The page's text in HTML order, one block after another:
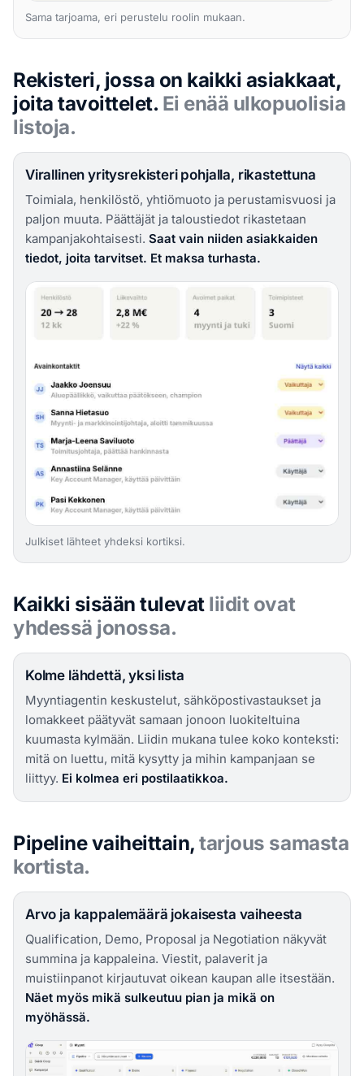
Sama tarjoama, eri perustelu roolin mukaan.
Rekisteri, jossa on kaikki asiakkaat,
joita tavoittelet. Ei enää ulkopuolisia
listoja.
Virallinen yritysrekisteri pohjalla, rikastettuna
Toimiala, henkilöstö, yhtiömuoto ja perustamisvuosi ja
paljon muuta. Päättäjät ja taloustiedot rikastetaan
kampanjakohtaisesti. Saat vain niiden asiakkaiden
tiedot, joita tarvitset. Et maksa turhasta.
Julkiset lähteet yhdeksi kortiksi.
Kaikki sisään tulevat liidit ovat
yhdessä jonossa.
Kolme lähdettä, yksi lista
Myyntiagentin keskustelut, sähköpostivastaukset ja
lomakkeet päätyvät samaan jonoon luokiteltuina
kuumasta kylmään. Liidin mukana tulee koko konteksti:
mitä on luettu, mitä kysytty ja mihin kampanjaan se
liittyy. Ei kolmea eri postilaatikkoa.
Pipeline vaiheittain,tarjous samasta
kortista.
Arvo ja kappalemäärä jokaisesta vaiheesta
Qualification, Demo, Proposal ja Negotiation näkyvät
summina ja kappaleina. Viestit, palaverit ja
muistiinpanot kirjautuvat oikean kaupan alle itsestään.
Näet myös mikä sulkeutuu pian ja mikä on
myöhässä.